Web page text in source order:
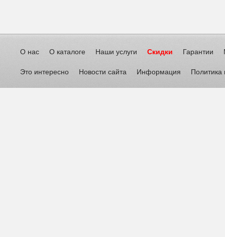
О нас О каталоге Наши услуги Скидки Гарантии
Это интересно Новости сайта Информация Политика